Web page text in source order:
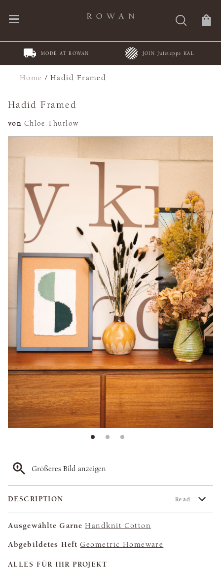
MODE AT ROWAN JOIN Juleteppe KAL
Home /Hadid Framed
Hadid Framed
von Chloe Thurlow
Größeres Bild anzeigen
DESCRIPTION Read
Ausgewählte Garne Handknit Cotton
Abgebildetes Heft Geometric Homeware
ALLES FÜR IHR PROJEKT